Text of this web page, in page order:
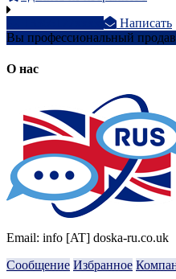
Написать
Вы профессиональный
О нас
Email: info [AT] doska-ru.co.uk
Сообщение Избранное